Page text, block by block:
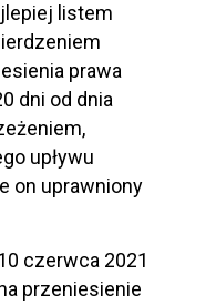
listem
prawa
dni od dnia
upływu
on uprawniony
czerwca 2021
przeniesienie